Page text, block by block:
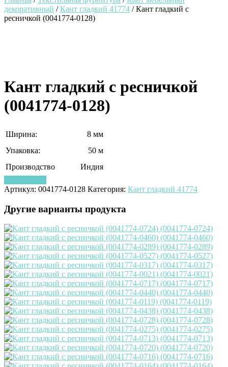
декоративный /Кант гладкий 41774 / Кант гладкий с
ресничкой (0041774-0128)
Кант гладкий с ресничкой
(0041774-0128)
Ширина:
8 мм
Упаковка:
50 м
Производство
Индия
Артикул: 0041774-0128 Категория: Кант гладкий 41774
Другие варианты продукта